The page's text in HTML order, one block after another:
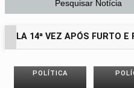
Pesquisar Notícia
14ª VEZ APÓS FURTO E
EM ALTA
POLÍTICA